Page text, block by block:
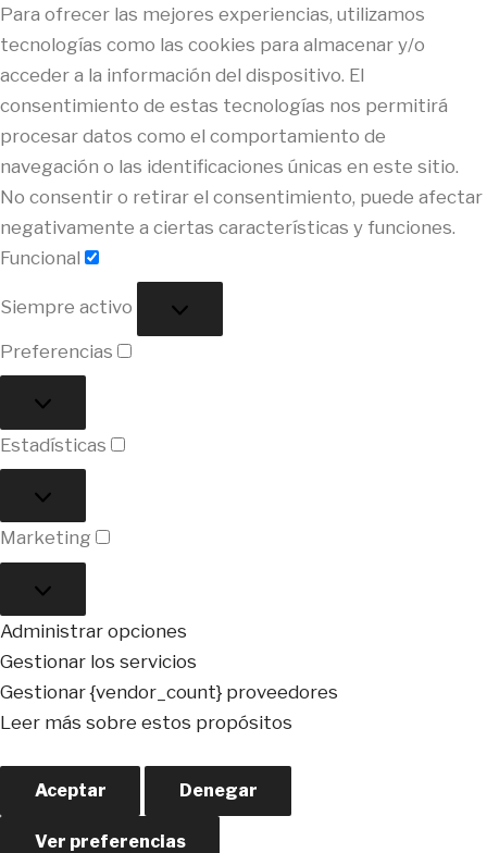
Para ofrecer las mejores experiencias, utilizamos
tecnologías como las cookies para almacenar y/o
acceder a la información del dispositivo. El
consentimiento de estas tecnologías nos permitirá
procesar datos como el comportamiento de
navegación o las identificaciones únicas en este sitio.
No consentir o retirar el consentimiento, puede afectar
negativamente a ciertas características y funciones.
Funcional
Funcional
Siempre activo
Preferencias
Estadísticas
Marketing
Administrar opciones
Gestionar los servicios
Gestionar {vendor_count} proveedores
Leer más sobre estos propósitos
Aceptar Denegar
Ver preferencias